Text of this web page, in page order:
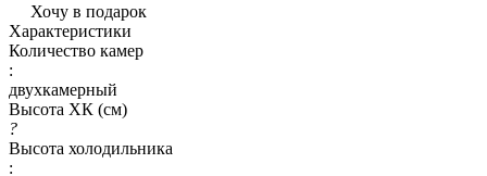
Хочу в подарок
Характеристики
Количество камер
:
двухкамерный
Высота ХК (см)
?
Высота холодильника
: